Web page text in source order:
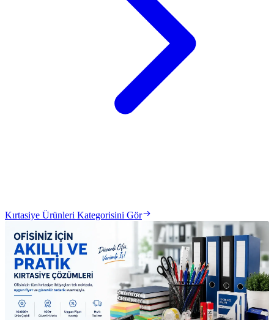
Kırtasiye Ürünleri Kategorisini Gör